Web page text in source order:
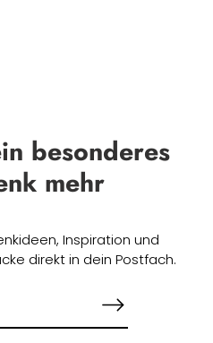
besonderes
mehr
Inspiration und
direkt in dein Postfach.